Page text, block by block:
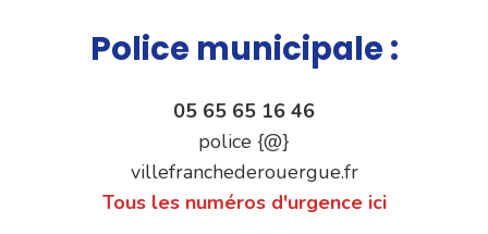
Police municipale :
05 65 65 16 46
police {@}
villefranchederouergue.fr
Tous les numéros d'urgence ici